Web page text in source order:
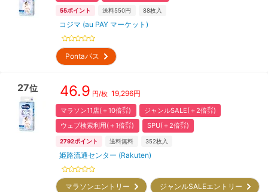
55ポイント 送料550円 88枚入
コジマ (au PAY マーケット)
Pontaパス
27位 46.9 円/枚 19,296円
マラソン11店(＋10倍㌽)
ジャンルSALE(＋2倍㌽)
ウェブ検索利用(＋1倍㌽)
SPU(＋2倍㌽)
2792ポイント 送料無料 352枚入
姫路流通センター (Rakuten)
マラソンエントリー
ジャンルSALEエントリー